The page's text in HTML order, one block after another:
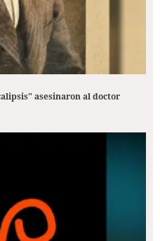
asesinaron al doctor